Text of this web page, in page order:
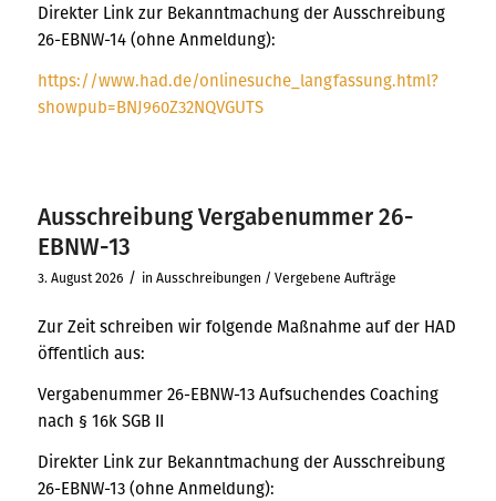
Direkter Link zur Bekanntmachung der Ausschreibung
26-EBNW-14 (ohne Anmeldung):
https://www.had.de/onlinesuche_langfassung.html?
showpub=BNJ960Z32NQVGUTS
Ausschreibung Vergabenummer 26-
EBNW-13
3. August 2026 / in Ausschreibungen / Vergebene Aufträge
Zur Zeit schreiben wir folgende Maßnahme auf der HAD
öffentlich aus:
Vergabenummer 26-EBNW-13 Aufsuchendes Coaching
nach § 16k SGB II
Direkter Link zur Bekanntmachung der Ausschreibung
26-EBNW-13 (ohne Anmeldung):